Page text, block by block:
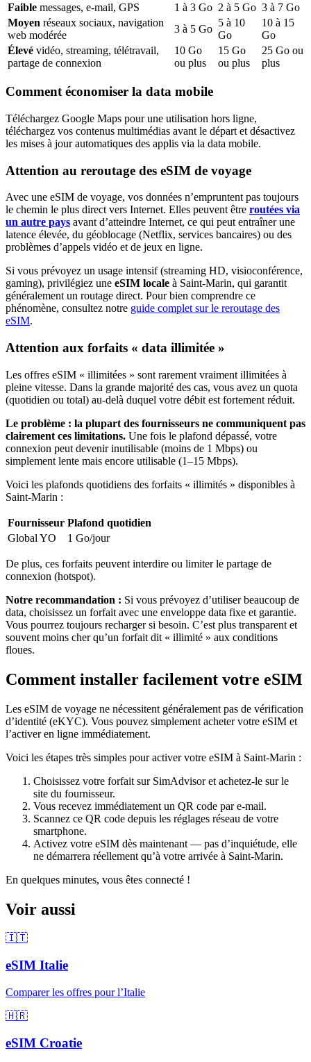
Faible messages, e-mail, GPS 1 à 3 Go 2 à 5 Go 3 à 7 Go
Moyen réseaux sociaux, navigation
web modérée
3 à 5 Go
5 à 10
Go
10 à 15
Go
Élevé vidéo, streaming, télétravail,
partage de connexion
10 Go
ou plus
15 Go
ou plus
25 Go ou
plus
Comment économiser la data mobile
Téléchargez Google Maps pour une utilisation hors ligne,
téléchargez vos contenus multimédias avant le départ et désactivez
les mises à jour automatiques des applis via la data mobile.
Attention au reroutage des eSIM de voyage
Avec une eSIM de voyage, vos données n’empruntent pas toujours
le chemin le plus direct vers Internet. Elles peuvent être routées via
un autre pays avant d’atteindre Internet, ce qui peut entraîner une
latence élevée, du géoblocage (Netflix, services bancaires) ou des
problèmes d’appels vidéo et de jeux en ligne.
Si vous prévoyez un usage intensif (streaming HD, visioconférence,
gaming), privilégiez une eSIM locale à Saint-Marin, qui garantit
généralement un routage direct. Pour bien comprendre ce
phénomène, consultez notre guide complet sur le reroutage des
eSIM.
Attention aux forfaits « data illimitée »
Les offres eSIM « illimitées » sont rarement vraiment illimitées à
pleine vitesse. Dans la grande majorité des cas, vous avez un quota
(quotidien ou total) au-delà duquel votre débit est fortement réduit.
Le problème : la plupart des fournisseurs ne communiquent pas
clairement ces limitations. Une fois le plafond dépassé, votre
connexion peut devenir inutilisable (moins de 1 Mbps) ou
simplement lente mais encore utilisable (1–15 Mbps).
Voici les plafonds quotidiens des forfaits « illimités » disponibles à
Saint-Marin :
Fournisseur Plafond quotidien
Global YO
1 Go/jour
De plus, ces forfaits peuvent interdire ou limiter le partage de
connexion (hotspot).
Notre recommandation : Si vous prévoyez d’utiliser beaucoup de
data, choisissez un forfait avec une enveloppe data fixe et garantie.
Vous pourrez toujours recharger si besoin. C’est plus transparent et
souvent moins cher qu’un forfait dit « illimité » aux conditions
floues.
Comment installer facilement votre eSIM
Les eSIM de voyage ne nécessitent généralement pas de vérification
d’identité (eKYC). Vous pouvez simplement acheter votre eSIM et
l’activer en ligne immédiatement.
Voici les étapes très simples pour activer votre eSIM à Saint-Marin :
Choisissez votre forfait sur SimAdvisor et achetez-le sur le
site du fournisseur.
Vous recevez immédiatement un QR code par e-mail.
Scannez ce QR code depuis les réglages réseau de votre
smartphone.
Activez votre eSIM dès maintenant — pas d’inquiétude, elle
ne démarrera réellement qu’à votre arrivée à Saint-Marin.
En quelques minutes, vous êtes connecté !
Voir aussi
🇮🇹
eSIM Italie
Comparer les offres pourl’Italie
🇭🇷
eSIM Croatie